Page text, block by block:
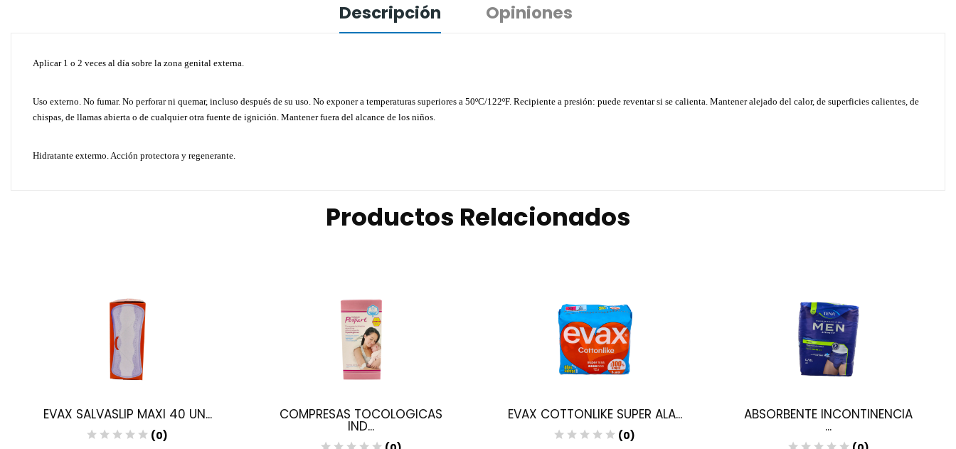
Descripción Opiniones
Aplicar 1 o 2 veces al día sobre la zona genital externa.
Uso externo. No fumar. No perforar ni quemar, incluso después de su uso. No exponer a temperaturas superiores a 50ºC/122ºF. Recipiente a presión: puede reventar si se calienta. Mantener alejado del calor, de superficies calientes, de
chispas, de llamas abierta o de cualquier otra fuente de ignición. Mantener fuera del alcance de los niños.
Hidratante extermo. Acción protectora y regenerante.
Productos Relacionados
EVAX SALVASLIP MAXI 40 UN...
(0)
COMPRESAS TOCOLOGICAS
IND...
EVAX COTTONLIKE SUPER ALA...
(0)
ABSORBENTE INCONTINENCIA
...